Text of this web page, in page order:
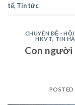
tế, Tin tức
CHUYÊN ĐỀ -
HKVT
TIN
Con người
POSTED